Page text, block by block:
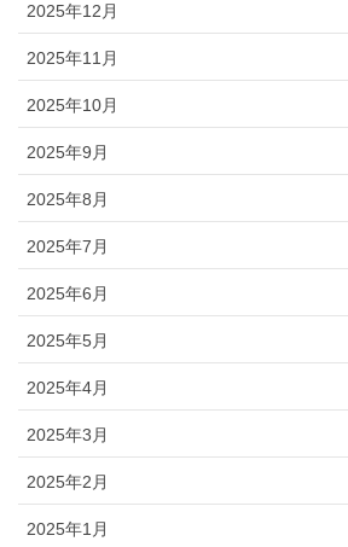
2025年12月
2025年11月
2025年10月
2025年9月
2025年8月
2025年7月
2025年6月
2025年5月
2025年4月
2025年3月
2025年2月
2025年1月